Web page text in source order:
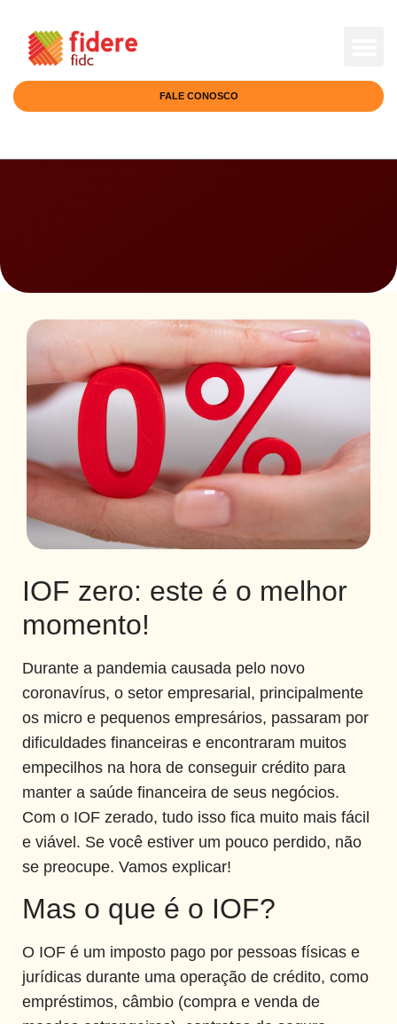
FALE CONOSCO
IOF zero: este é o melhor momento para
fazer um empréstimo?
26 de novembro de 2021
IOF zero: este é o melhor
momento!
Durante a pandemia causada pelo novo
coronavírus, o setor empresarial, principalmente
os micro e pequenos empresários, passaram por
dificuldades financeiras e encontraram muitos
empecilhos na hora de conseguir crédito para
manter a saúde financeira de seus negócios.
Com o IOF zerado, tudo isso fica muito mais fácil
e viável. Se você estiver um pouco perdido, não
se preocupe. Vamos explicar!
Mas o que é o IOF?
O IOF é um imposto pago por pessoas físicas e
jurídicas durante uma operação de crédito, como
empréstimos, câmbio (compra e venda de